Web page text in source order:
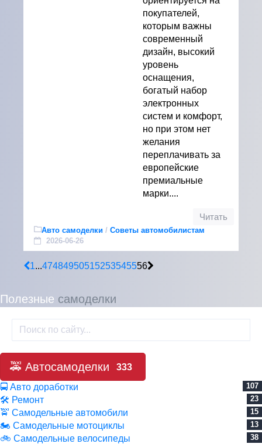
Полезные самоделки
🚕 Автосамоделки
333
🚍 Авто доработки
107
🛠 Ремонт 23
🚖 Самодельные автомобили 15
🏍 Самодельные мотоциклы 13
🚲 Самодельные велосипеды 38
покупателей,
которым важны
современный
дизайн, высокий
уровень
оснащения,
богатый набор
электронных
систем и комфорт,
но при этом нет
желания
переплачивать за
европейские
премиальные
марки....
Читать
Авто самоделки / Советы автомобилистам
2026-06-26
1...47484950515253545556